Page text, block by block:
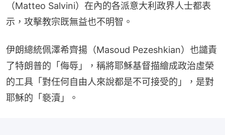
（Matteo Salvini）在內的各派意大利政界人士都表
示，攻擊教宗既無益也不明智。
伊朗總統佩澤希齊揚（Masoud Pezeshkian）也譴責
了特朗普的「侮辱」，稱將耶穌基督描繪成政治虛榮
的工具「對任何自由人來說都是不可接受的」，是對
耶穌的「褻瀆」。